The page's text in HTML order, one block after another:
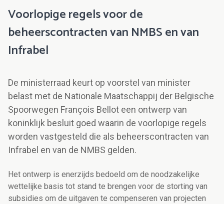
Voorlopige regels voor de
beheerscontracten van NMBS en van
Infrabel
De ministerraad keurt op voorstel van minister
belast met de Nationale Maatschappij der Belgische
Spoorwegen François Bellot een ontwerp van
koninklijk besluit goed waarin de voorlopige regels
worden vastgesteld die als beheerscontracten van
Infrabel en van de NMBS gelden.
Het ontwerp is enerzijds bedoeld om de noodzakelijke
wettelijke basis tot stand te brengen voor de storting van
subsidies om de uitgaven te compenseren van projecten